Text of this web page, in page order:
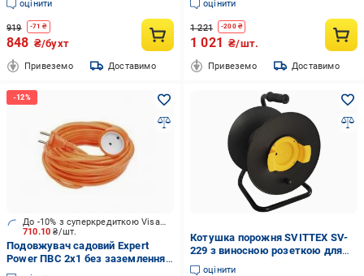
перетин 2х0,75 1500W 220V 30 м
Помаранчевий (1614)
оцінити
919 -71 ₴
848 ₴/бухт
Привеземо Доставимо
оцінити
1 221 -200₴
1 021 ₴/шт.
Привеземо Доставимо
710.10₴/шт.
До -10% з суперкредиткою Visa Вигода
Подовжувач садовий Expert
Power ПВС 2x1 без заземлення
1 гн. помаранчевий 10 м
Котушка порожня SVITTEX SV-
229 з виносною розеткою для
подовжувача та кабелю до 150
оцінити